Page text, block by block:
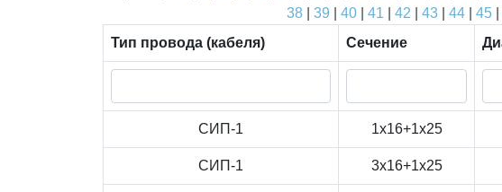
38
39 40 41 42 43 44 45
Тип провода (кабеля)
Сечение
СИП-1 1x16+1x25
СИП-1 3x16+1x25